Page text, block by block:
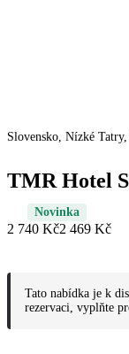
Slovensko, Nízké
TMR Hotel
Novinka
2 740 Kč2 469 Kč
Tato nabídka je k
rezervaci, vyplňte